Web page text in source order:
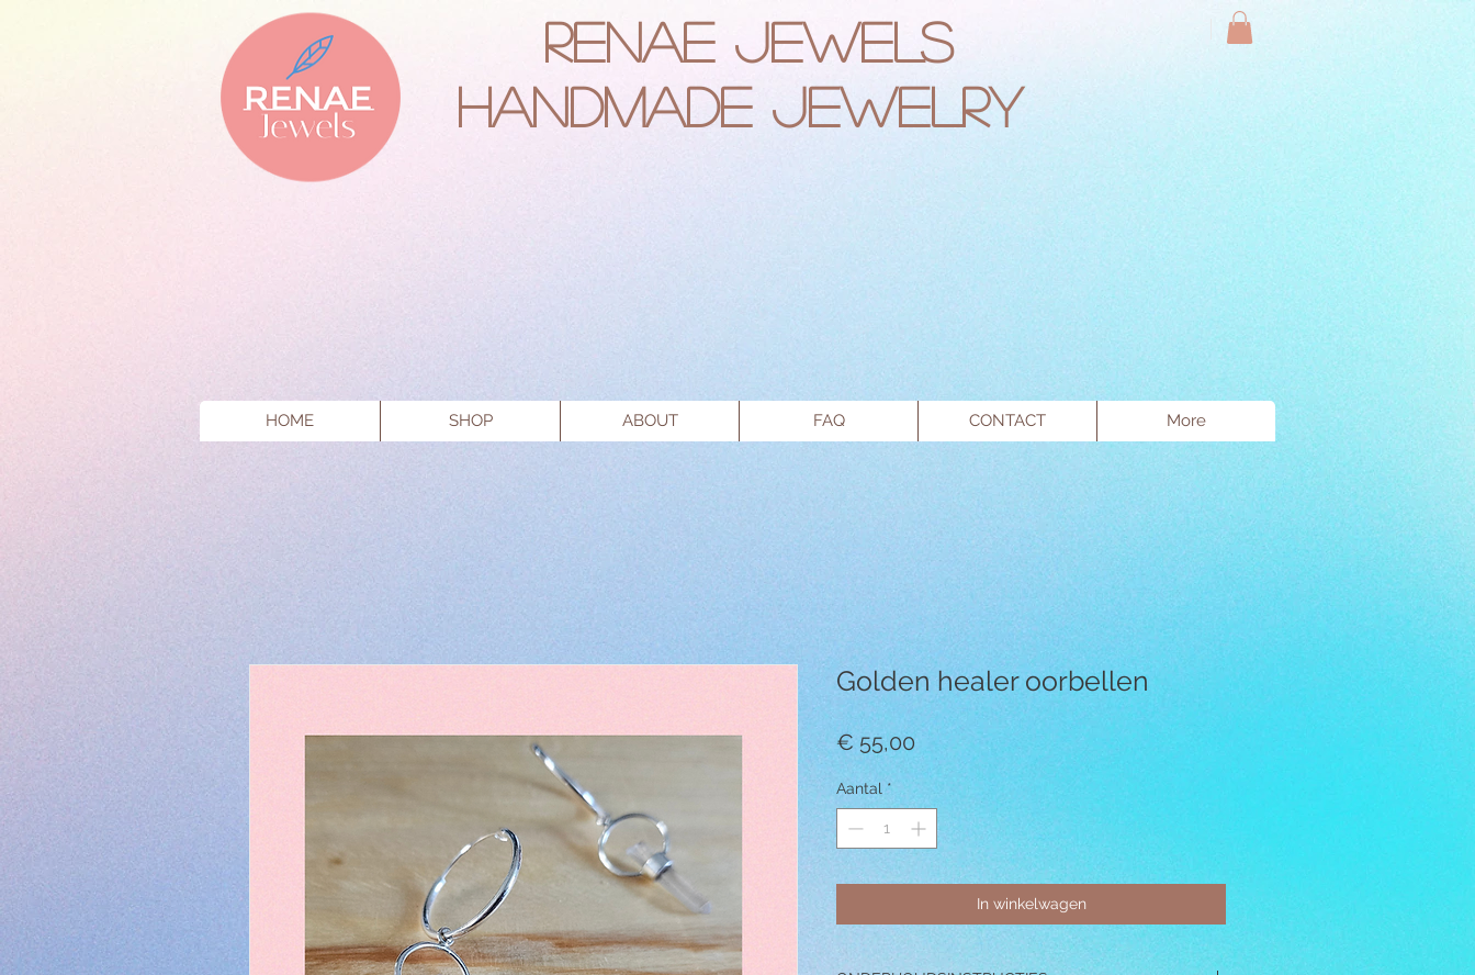
RENAE JEWELS
Handmade Jewelry
HOME SHOP ABOUT FAQ CONTACT More
Golden healer oorbellen
€ 55,00Prijs
Aantal *
In winkelwagen